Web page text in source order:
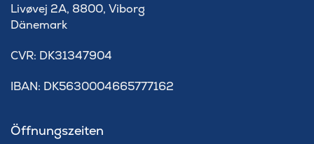
Livøvej 2A, 8800, Viborg
Dänemark
​CVR: DK31347904
IBAN: DK5630004665777162
Öffnungszeiten